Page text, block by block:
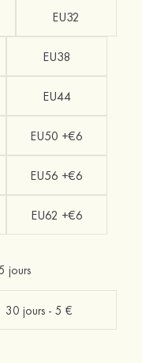
EU32
EU38
EU44
EU50 +€6
EU56 +€6
EU62 +€6
jours
30 jours - 5 €